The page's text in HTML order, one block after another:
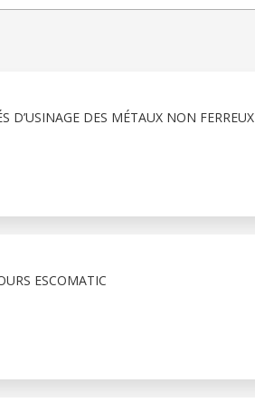
D’USINAGE DES MÉTAUX NON FERREUX
ESCOMATIC